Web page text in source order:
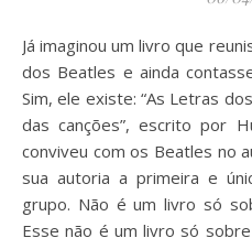
Já imaginou um livro que reunisse mais de cem manuscritos
dos Beatles e ainda
Sim, ele existe: “As Letras
das canções”, escrito por
conviveu com os Beatles no
sua autoria a primeira e
grupo. Não é um livro só
Esse não é um livro só